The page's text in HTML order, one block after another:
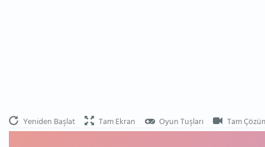
Yeniden Başlat Tam Ekran Oyun Tuşları Tam